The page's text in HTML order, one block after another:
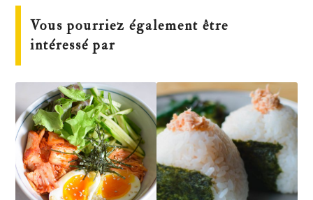
Vous pourriez également être
intéressé par